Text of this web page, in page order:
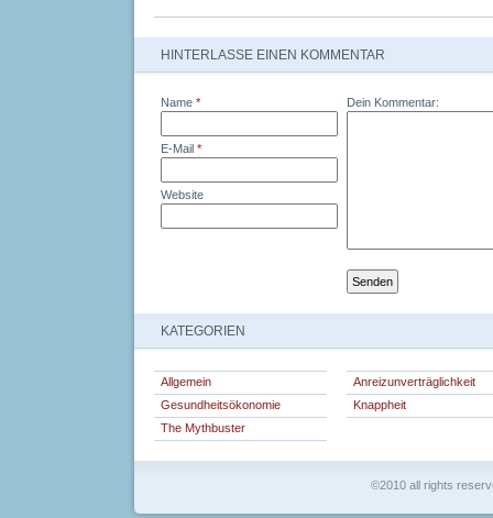
HINTERLASSE EINEN KOMMENTAR
Name *
E-Mail *
Website
Dein Kommentar:
KATEGORIEN
Allgemein
Anreizunverträglichkeit
Gesundheitsökonomie
Knappheit
The Mythbuster
©2010 all rights